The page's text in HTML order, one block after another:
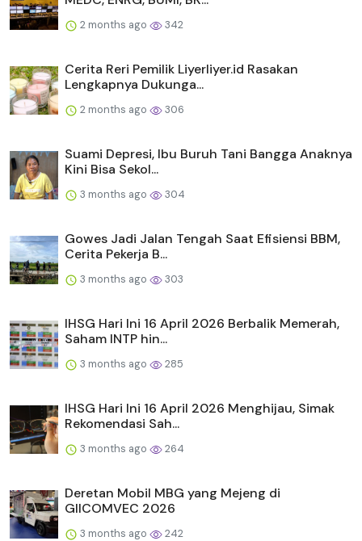
2 months ago 342
Cerita Reri Pemilik Liyerliyer.id Rasakan
Lengkapnya Dukunga...
2 months ago 306
Suami Depresi, Ibu Buruh Tani Bangga Anaknya
Kini Bisa Sekol...
3 months ago 304
Gowes Jadi Jalan Tengah Saat Efisiensi BBM,
Cerita Pekerja B...
3 months ago 303
IHSG Hari Ini 16 April 2026 Berbalik Memerah,
Saham INTP hin...
3 months ago 285
IHSG Hari Ini 16 April 2026 Menghijau, Simak
Rekomendasi Sah...
3 months ago 264
Deretan Mobil MBG yang Mejeng di
GIICOMVEC 2026
3 months ago 242